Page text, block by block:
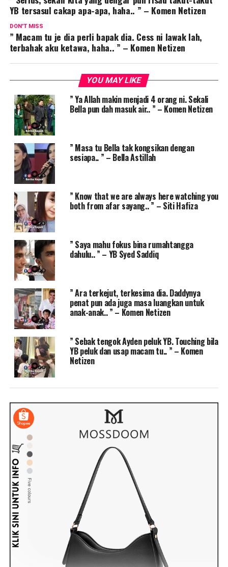
YB tersasul cakap apa-apa, haha.. ” – Komen Netizen
DON'T MISS
” Macam tu je dia perli bapak dia. Cess ni lawak lah,
terbahak aku ketawa, haha.. ” – Komen Netizen
YOU MAY LIKE
” Ya Allah makin menjadi 4 orang ni. Sekali
Bella pun dah masuk air.. ” – Komen Netizen
” Masa tu Bella tak kongsikan dengan
sesiapa.. ” – Bella Astillah
” Know that we are always here watching you
both from afar sayang.. ” – Siti Hafiza
” Saya mahu fokus bina rumahtangga
dahulu.. ” – YB Syed Saddiq
” Ara terkejut, terkesima dia. Daddynya
penat pun ada juga masa luangkan untuk
anak-anak.. ” – Komen Netizen
” Sebak tengok Ayden peluk YB. Touching bila
YB peluk dan usap macam tu.. ” – Komen
Netizen